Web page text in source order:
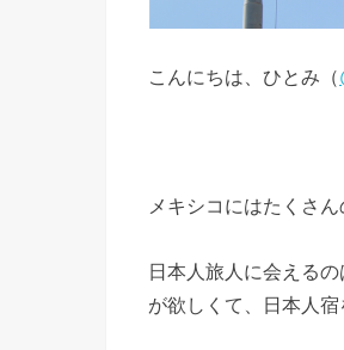
こんにちは、ひとみ（
メキシコにはたくさ
日本人旅人に会える
が欲しくて、日本人宿